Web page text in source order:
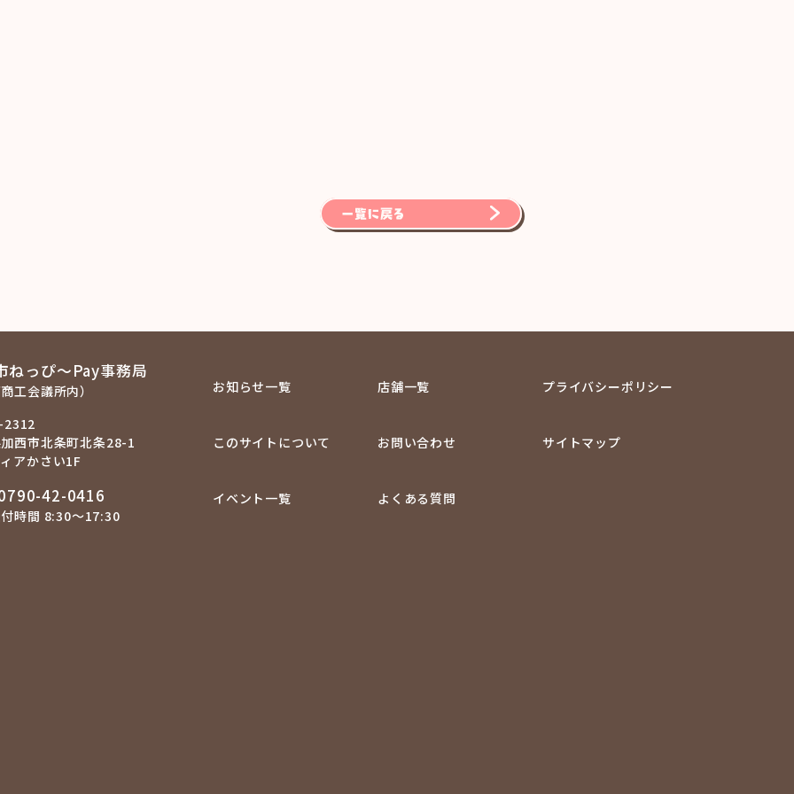
ねっぴ～Pay事務局
商工会議所内）
2312
西市北条町北条28-1
アかさい1F
42-0416
時間 8:30～17:30
お知らせ一覧
このサイトについて
イベント一覧
店舗一覧
お問い合わせ
よくある質問
プライバシーポリシー
サイトマップ